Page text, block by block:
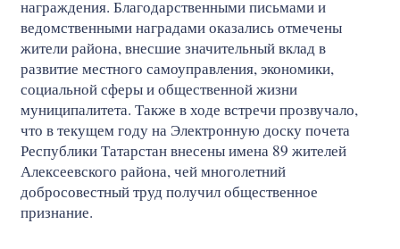
награждения. Благодарственными письмами и
ведомственными наградами оказались отмечены
жители района, внесшие значительный вклад в
развитие местного самоуправления, экономики,
социальной сферы и общественной жизни
муниципалитета. Также в ходе встречи прозвучало,
что в текущем году на Электронную доску почета
Республики Татарстан внесены имена 89 жителей
Алексеевского района, чей многолетний
добросовестный труд получил общественное
признание.